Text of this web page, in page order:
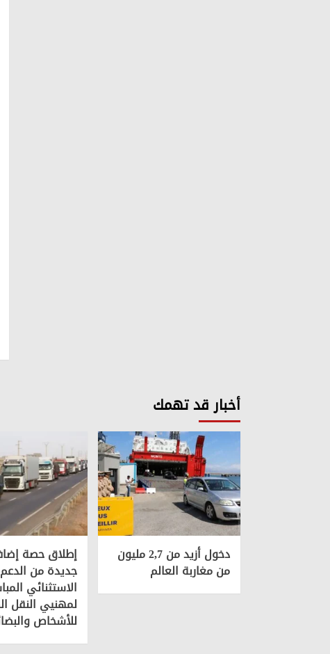
أخبار قد تهمك
دخول أزيد من 2,7 مليون
من مغاربة العالم
إطلاق حصة
جديدة من الدعم
الاستثنائي
لمهنيي النقل
للأشخاص